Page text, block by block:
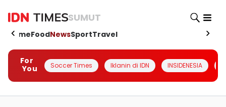
SUMUT
HomeFoodNewsSportTravel
For
You
Soccer Times Iklanin di IDN INSIDENESIA